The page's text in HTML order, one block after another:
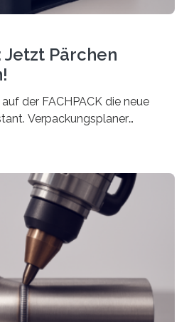
Jetzt Pärchen
der FACHPACK die neue
Verpackungsplaner
und in der Zulieferindustrie.
Die Anordnung kann
und erhält so mehr Kontrolle
der Bauteile. Die ebenfalls neue
dient dazu, die Software
– Zur Messe FACHPACK
in Nürnberg…